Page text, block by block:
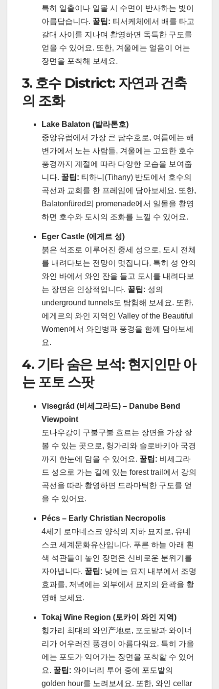
특히 일출이나 일몰 시 수면이 반사하는 빛이
아름답습니다. 꿀팁: 티서케체에서 배를 타고
갈대 사이를 지나며 촬영하면 독특한 구도를
얻을 수 있어요. 또한, 겨울에는 얼음이 어는
장면을 포착해 보세요.
3. 호수 District: 자연과 건축
의 조화
Lake Balaton (발라톤호)
중앙유럽에서 가장 큰 담수호로, 여름에는 해
변가에서 노는 사람들, 겨울에는 고요한 호수
풍경까지 계절에 따라 다양한 모습을 보여줍
니다. 꿀팁: 티하니(Tihany) 반도에서 호수의
곡선과 교회를 한 프레임에 담아보세요. 또한,
Balatonfüred의 promenade에서 일몰을 촬영
하면 호수와 도시의 조화를 느낄 수 있어요.
Eger Castle (에게르 성)
붉은 석조로 이루어진 중세 성으로, 도시 전체
를 내려다보는 전망이 멋집니다. 특히 성 안의
와인 바에서 와인 잔을 들고 도시를 내려다보
는 장면은 인상적입니다. 꿀팁: 성의
underground tunnels도 탐험해 보세요. 또한,
에게르의 와인 지역인 Valley of the Beautiful
Women에서 와인병과 풍경을 함께 담아보세
요.
4. 기타 숨은 보석: 현지인만 아
는 포토 스팟
Visegrád (비세그라드) – Danube Bend
Viewpoint
도나우강이 구불구불 흐르는 장면을 가장 잘
볼 수 있는 곳으로, 헝가리와 슬로바키아 국경
까지 한눈에 담을 수 있어요. 꿀팁: 비세그라
드 성으로 가는 길에 있는 forest trail에서 강의
곡선을 따라 촬영하면 드라마틱한 구도를 얻
을 수 있어요.
Pécs – Early Christian Necropolis
4세기 로마네스크 양식의 지하 묘지로, 유네
스코 세계문화유산입니다. 푸른 하늘 아래 흰
색 석관들이 놓인 장면은 신비로운 분위기를
자아냅니다. 꿀팁: 낮에는 묘지 내부에서 조명
효과를, 저녁에는 외부에서 묘지의 윤곽을 촬
영해 보세요.
Tokaj Wine Region (토카이 와인 지역)
헝가리 최대의 와인产地로, 포도밭과 와이너
리가 어우러진 풍경이 아름다워요. 특히 가을
에는 포도가 익어가는 장면을 포착할 수 있어
요. 꿀팁: 와이너리 투어 중에 포도밭의
golden hour를 노려보세요. 또한, 와인 cellar